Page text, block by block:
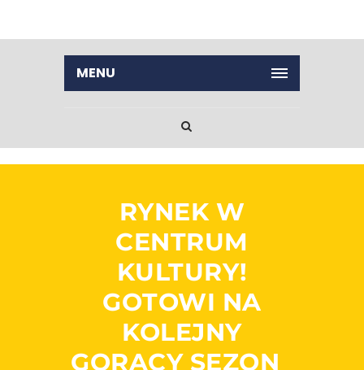
MENU
RYNEK W
CENTRUM
KULTURY!
GOTOWI NA
KOLEJNY
GORĄCY SEZON